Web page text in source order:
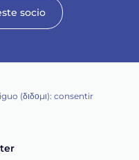
socio
(διδομι): consentir